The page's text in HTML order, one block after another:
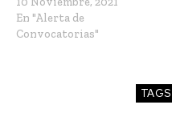
En "Alerta de
Convocatorias"
TAGS